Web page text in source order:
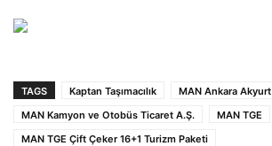
TAGS Kaptan Taşımacılık
MAN Ankara Akyurt
MAN Kamyon ve Otobüs Ticaret A.Ş.
MAN TGE
MAN TGE Çift Çeker 16+1 Turizm Paketi